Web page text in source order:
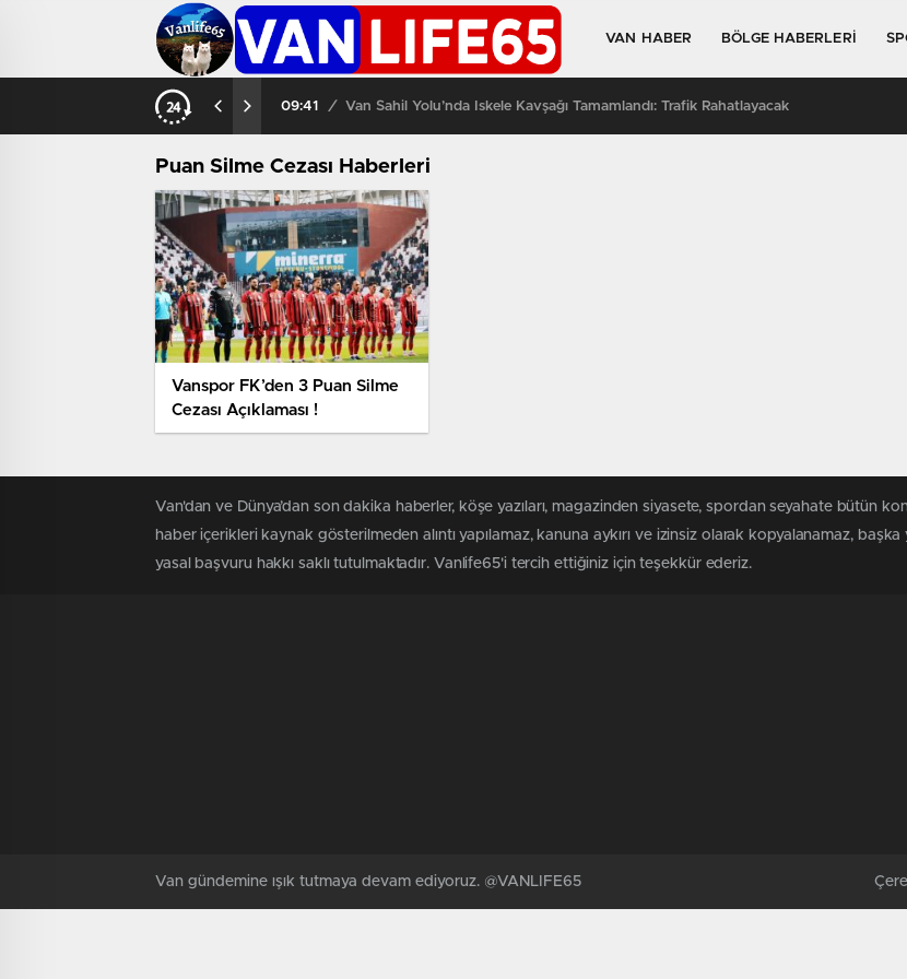
VAN HABER BÖLGE HABERLERI
09:41 / Van Sahil Yolu’nda İskele Kavşağı Tamamlandı: Trafik Rahatlayacak
Puan Silme Cezası Haberleri
Vanspor FK’den 3 Puan Silme
Cezası Açıklaması !
Van'dan ve Dünya’dan son dakika haberler, köşe yazıları, magazinden siyasete, spordan seyahate bütün
haber içerikleri kaynak gösterilmeden alıntı yapılamaz, kanuna aykırı ve izinsiz olarak kopyalanamaz,
yasal başvuru hakkı saklı tutulmaktadır. Vanlife65'i tercih ettiğiniz için teşekkür ederiz.
Van gündemine ışık tutmaya devam ediyoruz. @VANLIFE65